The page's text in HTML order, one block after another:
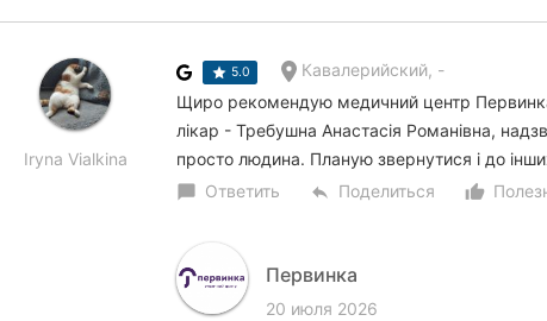
Iryna Vialkina
5.0 Кавалерийский, -
Щиро рекомендую медичний центр
лікар - Требушна Анастасія Романівна,
просто людина. Планую звернутися і до інших
chat_bubble Ответить reply Поделиться
Первинка
20 июля 2026